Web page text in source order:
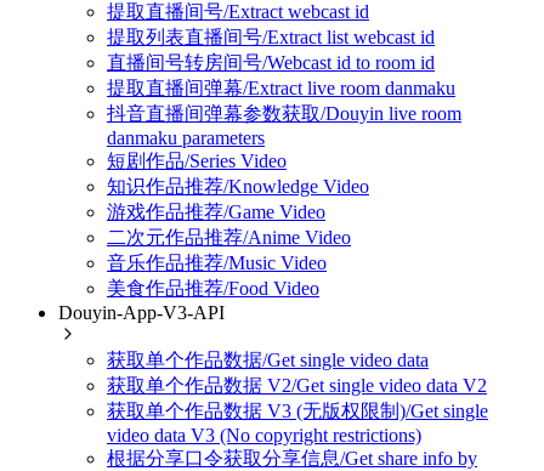
提取直播间号/Extract webcast id
提取列表直播间号/Extract list webcast id
直播间号转房间号/Webcast id to room id
提取直播间弹幕/Extract live room danmaku
抖音直播间弹幕参数获取/Douyin live room
danmaku parameters
短剧作品/Series Video
知识作品推荐/Knowledge Video
游戏作品推荐/Game Video
二次元作品推荐/Anime Video
音乐作品推荐/Music Video
美食作品推荐/Food Video
Douyin-App-V3-API
获取单个作品数据/Get single video data
获取单个作品数据 V2/Get single video data V2
获取单个作品数据 V3 (无版权限制)/Get single
video data V3 (No copyright restrictions)
根据分享口令获取分享信息/Get share info by